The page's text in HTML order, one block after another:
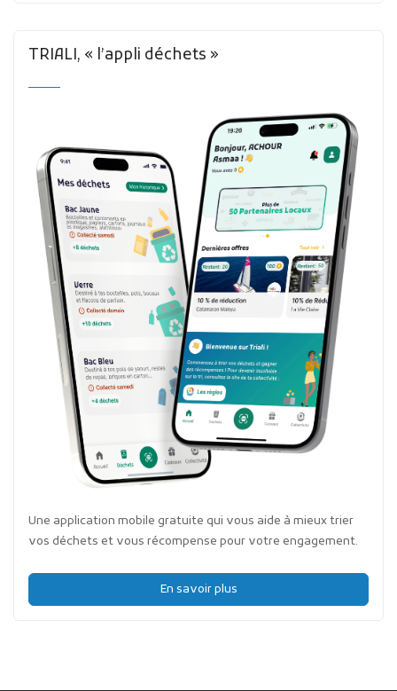
TRIALI, « l’appli déchets »
Une application mobile gratuite qui vous aide à mieux trier
vos déchets et vous récompense pour votre engagement.
En savoir plus